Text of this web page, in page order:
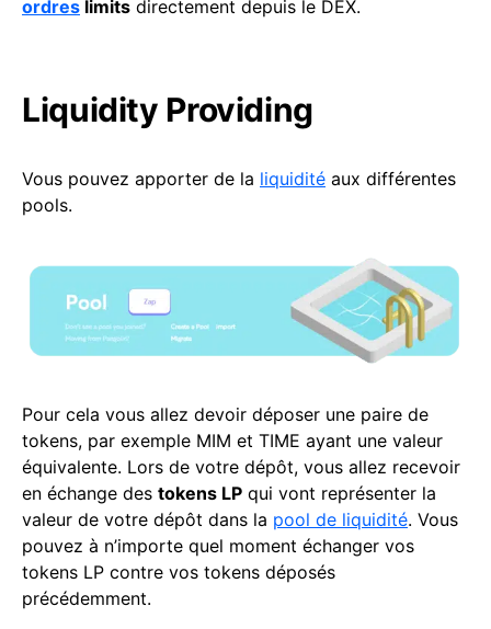
ordres limits directement depuis le DEX.
Liquidity Providing
Vous pouvez apporter de la liquidité aux différentes
pools.
Pour cela vous allez devoir déposer une paire de
tokens, par exemple MIM et TIME ayant une valeur
équivalente. Lors de votre dépôt, vous allez recevoir
en échange des tokens LP qui vont représenter la
valeur de votre dépôt dans la pool de liquidité. Vous
pouvez à n’importe quel moment échanger vos
tokens LP contre vos tokens déposés
précédemment.